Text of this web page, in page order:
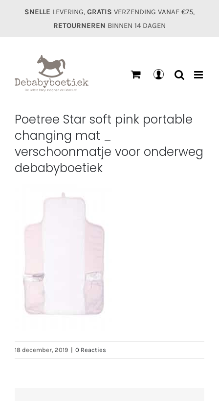
SNELLE LEVERING, GRATIS VERZENDING VANAF €75,
RETOURNEREN BINNEN 14 DAGEN
Poetree Star soft pink portable
changing mat _
verschoonmatje voor onderweg
debabyboetiek
18 december, 2019 | 0 Reacties